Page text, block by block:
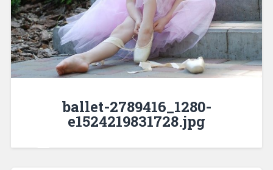
ballet-2789416_1280-
e1524219831728.jpg